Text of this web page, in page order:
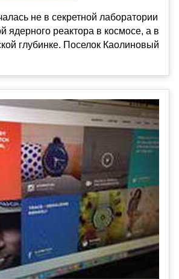
не в секретной лаборатории
ядерного реактора в космосе, а в
глубинке. Поселок Каолиновый